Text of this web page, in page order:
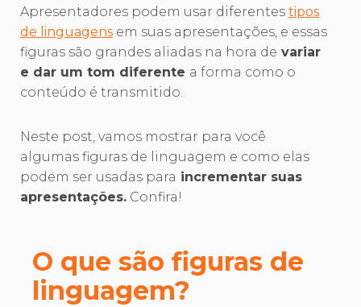
Apresentadores podem usar diferentes tipos
de linguagens em suas apresentações, e essas
figuras são grandes aliadas na hora de variar
e dar um tom diferente a forma como o
conteúdo é transmitido.
Neste post, vamos mostrar para você
algumas figuras de linguagem e como elas
podem ser usadas para incrementar suas
apresentações. Confira!
O que são figuras de
linguagem?